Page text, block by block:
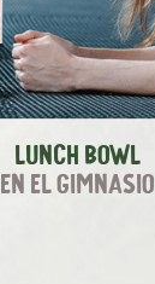
Lunch Bowl
en el gimnasio